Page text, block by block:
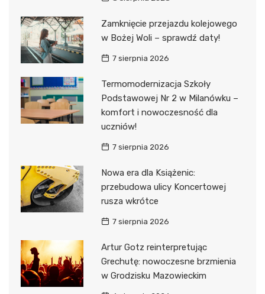
Zamknięcie przejazdu kolejowego
w Bożej Woli – sprawdź daty!
7 sierpnia 2026
Termomodernizacja Szkoły
Podstawowej Nr 2 w Milanówku –
komfort i nowoczesność dla
uczniów!
7 sierpnia 2026
Nowa era dla Książenic:
przebudowa ulicy Koncertowej
rusza wkrótce
7 sierpnia 2026
Artur Gotz reinterpretując
Grechutę: nowoczesne brzmienia
w Grodzisku Mazowieckim